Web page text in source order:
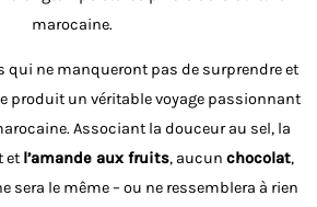
marocaine.
qui ne manqueront pas de surprendre et
produit un véritable voyage passionnant
Associant la douceur au sel, la
et l’amande aux fruits, aucun chocolat,
sera le même – ou ne ressemblera à rien